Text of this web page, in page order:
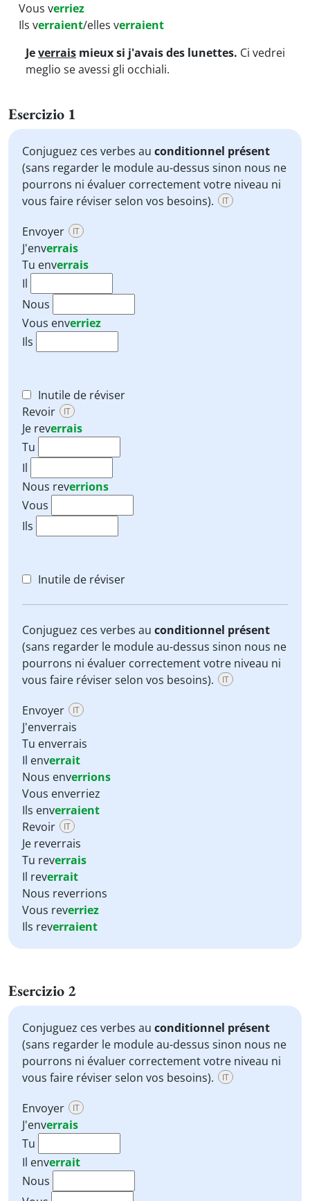
Vous verriez
Ils verraient/elles verraient
Jeverrais mieux si j'avais des lunettes. Ci vedrei
meglio se avessi gli occhiali.
Esercizio 1
Conjuguez ces verbes au conditionnel présent
(sans regarder le module au-dessus sinon nous ne
pourrons ni évaluer correctement votre niveau ni
vous faire réviser selon vos besoins).
IT
Envoyer IT
J'enverrais
Tu enverrais
Il
Nous
Vous enverriez
Ils
Inutile de réviser
Revoir
IT
Je reverrais
Tu
Il
Nous reverrions
Vous
Ils
Inutile de réviser
Conjuguez ces verbes au conditionnel présent
(sans regarder le module au-dessus sinon nous ne
pourrons ni évaluer correctement votre niveau ni
vous faire réviser selon vos besoins).
IT
Envoyer IT
J'enverrais
Tu enverrais
Il enverrait
Nous enverrions
Vous enverriez
Ils enverraient
Revoir
IT
Je reverrais
Tu reverrais
Il reverrait
Nous reverrions
Vous reverriez
Ils reverraient
Esercizio 2
Conjuguez ces verbes au conditionnel présent
(sans regarder le module au-dessus sinon nous ne
pourrons ni évaluer correctement votre niveau ni
vous faire réviser selon vos besoins).
IT
Envoyer IT
J'enverrais
Tu
Il enverrait
Nous